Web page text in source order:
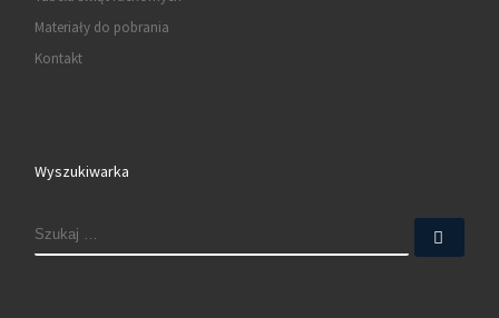
Materiały do pobrania
Kontakt
Wyszukiwarka
SZUKAJ